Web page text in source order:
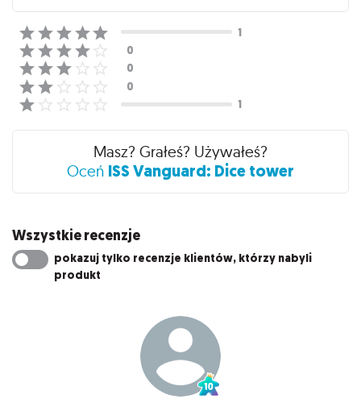
Masz? Grałeś? Używałeś?
Oceń ISS Vanguard: Dice tower
Wszystkie recenzje
pokazuj tylko recenzje klientów, którzy nabyli
produkt